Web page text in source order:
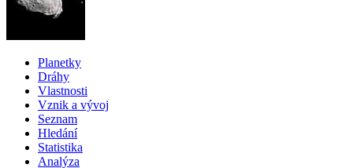
Planetky
Dráhy
Vlastnosti
Vznik a vývoj
Seznam
Hledání
Statistika
Analýza